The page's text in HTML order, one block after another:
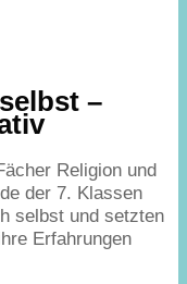
–
Religion und
der 7. Klassen
selbst und setzten
Erfahrungen